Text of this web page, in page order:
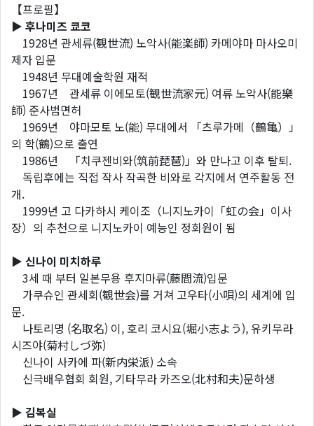
【프로필】
▶ 후나미즈 쿄코
1928년 관세류(観世流) 노악사(能楽師) 카메야마 마사오미
제자 입문
1948년 무대예술학원 재적
1967년 관세류 이에모토(観世流家元) 여류 노악사(能樂
師) 준사범면허
1969년 야마모토 노(能) 무대에서 「츠루가메（鶴亀）」
의 학(鶴)으로 출연
1986년 「치쿠젠비와(筑前琵琶)」와 만나고 이후 탈퇴.
독립후에는 직접 작사 작곡한 비와로 각지에서 연주활동 전
개.
1999년 고 다카하시 케이조（니지노카이「虹の会」이사
장）의 추천으로 니지노카이 예능인 정회원이 됨
▶ 신나이 미치하루
3세 때 부터 일본무용 후지마류(藤間流)입문
가쿠슈인 관세회(観世会)를 거쳐 고우타(小唄)의 세계에 입
문.
나토리명 (名取名) 이, 호리 코시요(堀小志よう), 유키무라
시즈야(菊村しづ弥)
신나이 사카에 파(新内栄派) 소속
신극배우협회 회원, 기타무라 카즈오(北村和夫)문하생
▶ 김복실